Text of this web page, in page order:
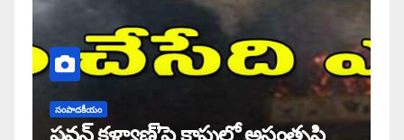
సంపాదకీయం
పవన్ కళ్యాణ్’పై కాపుల్లో అసంతృప్తి